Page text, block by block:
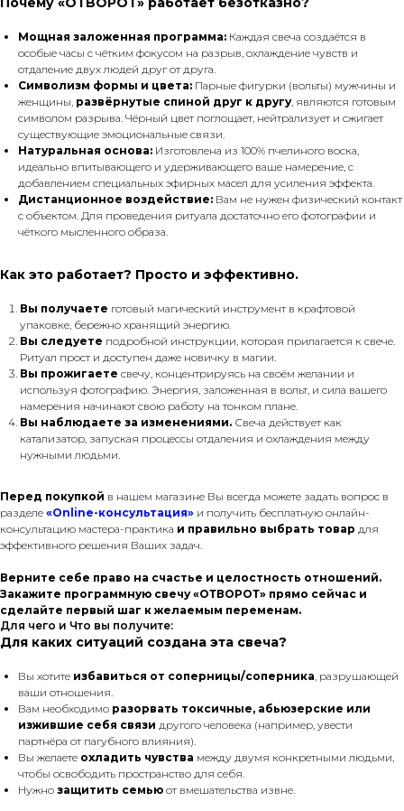
Мощная заложенная программа: Каждая свеча создаётся в
особые часы с чётким фокусом на разрыв, охлаждение чувств и
отдаление двух людей друг от друга.
Символизм формы и цвета: Парные фигурки (вольты) мужчины и
женщины, развёрнутые спиной друг к другу, являются готовым
символом разрыва. Чёрный цвет поглощает, нейтрализует и сжигает
существующие эмоциональные связи.
Натуральная основа: Изготовлена из 100% пчелиного воска,
идеально впитывающего и удерживающего ваше намерение, с
добавлением специальных эфирных масел для усиления эффекта.
Дистанционное воздействие: Вам не нужен физический контакт
с объектом. Для проведения ритуала достаточно его фотографии и
чёткого мысленного образа.
Как это работает? Просто и эффективно.
Вы получаете готовый магический инструмент в крафтовой
упаковке, бережно хранящий энергию.
Вы следуете подробной инструкции, которая прилагается к свече.
Ритуал прост и доступен даже новичку в магии.
Вы прожигаете свечу, концентрируясь на своём желании и
используя фотографию. Энергия, заложенная в вольт, и сила вашего
намерения начинают свою работу на тонком плане.
Вы наблюдаете за изменениями. Свеча действует как
катализатор, запуская процессы отдаления и охлаждения между
нужными людьми.
Перед покупкой в нашем магазине Вы всегда можете задать вопрос в
разделе «Online-консультация» и получить бесплатную онлайн-
консультацию мастера-практика и правильно выбрать товар для
эффективного решения Ваших задач.
Верните себе право на счастье и целостность отношений.
Закажите программную свечу «ОТВОРОТ» прямо сейчас и
сделайте первый шаг к желаемым переменам.
Для чего и Что вы получите:
Для каких ситуаций создана эта свеча?
Вы хотите избавиться от соперницы/соперника, разрушающей
ваши отношения.
Вам необходимо разорвать токсичные, абьюзерские или
изжившие себя связи другого человека (например, увести
партнёра от пагубного влияния).
Вы желаете охладить чувства между двумя конкретными людьми,
чтобы освободить пространство для себя.
Нужно защитить семью от вмешательства извне.